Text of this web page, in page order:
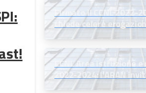
Firmato il CCNL 2022-
chiede celere
arretrati
CCNL Area istruzione
2022-2024: l’ARAN
alla firma definitiva